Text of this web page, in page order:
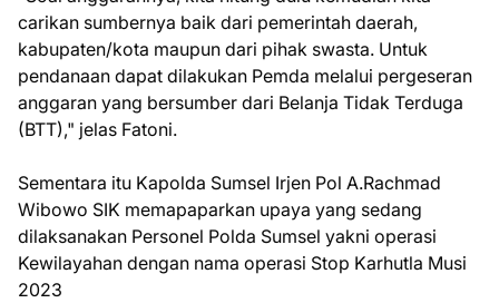
carikan sumbernya baik dari pemerintah daerah,
kabupaten/kota maupun dari pihak swasta. Untuk
pendanaan dapat dilakukan Pemda melalui pergeseran
anggaran yang bersumber dari Belanja Tidak Terduga
(BTT)," jelas Fatoni.
Sementara itu Kapolda Sumsel Irjen Pol A.Rachmad
Wibowo SIK memapaparkan upaya yang sedang
dilaksanakan Personel Polda Sumsel yakni operasi
Kewilayahan dengan nama operasi Stop Karhutla Musi
2023